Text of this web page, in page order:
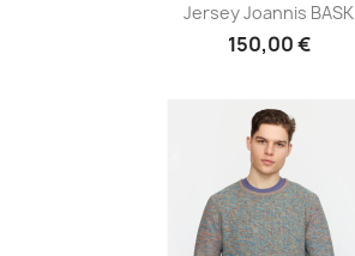
Jersey Joannis BASK
150,00 €